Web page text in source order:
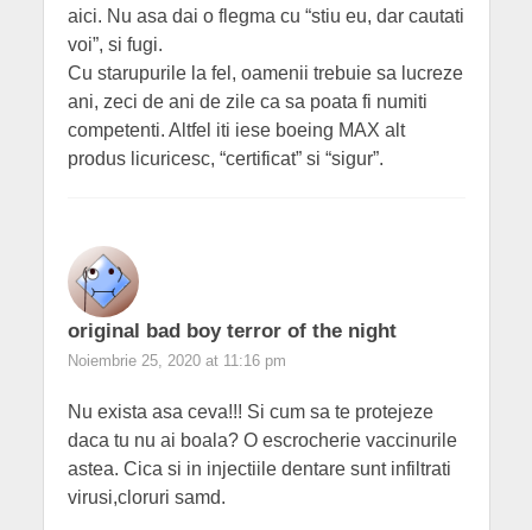
aici. Nu asa dai o flegma cu “stiu eu, dar cautati
voi”, si fugi.
Cu starupurile la fel, oamenii trebuie sa lucreze
ani, zeci de ani de zile ca sa poata fi numiti
competenti. Altfel iti iese boeing MAX alt
produs licuricesc, “certificat” si “sigur”.
original bad boy terror of the night
Noiembrie 25, 2020 at 11:16 pm
Nu exista asa ceva!!! Si cum sa te protejeze
daca tu nu ai boala? O escrocherie vaccinurile
astea. Cica si in injectiile dentare sunt infiltrati
virusi,cloruri samd.